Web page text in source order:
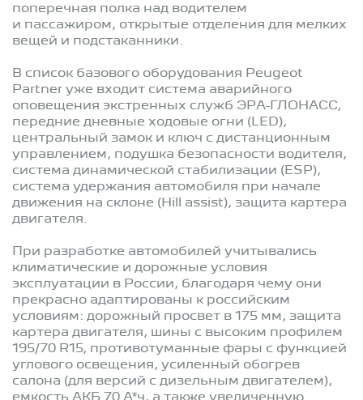
поперечная полка над водителем
и пассажиром, открытые отделения для мелких
вещей и подстаканники.
В список базового оборудования Peugeot
Partner уже входит система аварийного
оповещения экстренных служб ЭРА-ГЛОНАСС,
передние дневные ходовые огни (LED),
центральный замок и ключ с дистанционным
управлением, подушка безопасности водителя,
система динамической стабилизации (ESP),
система удержания автомобиля при начале
движения на склоне (Hill assist), защита картера
двигателя.
При разработке автомобилей учитывались
климатические и дорожные условия
эксплуатации в России, благодаря чему они
прекрасно адаптированы к российским
условиям: дорожный просвет в 175 мм, защита
картера двигателя, шины с высоким профилем
195/70 R15, противотуманные фары с функцией
углового освещения, усиленный обогрев
салона (для версий с дизельным двигателем),
емкость АКБ 70 А*ч, а также увеличенную